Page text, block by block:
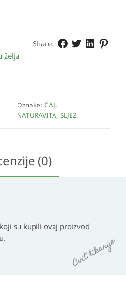
Share:
želja
Oznake: ČAJ,
NATURAVITA, SLJEZ
(0)
su kupili ovaj proizvod